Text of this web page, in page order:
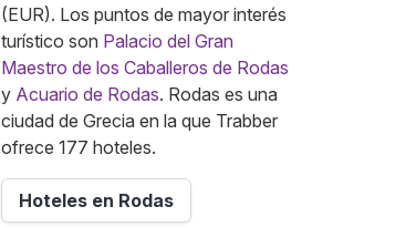
(EUR). Los puntos de mayor interés
turístico son Palacio del Gran
Maestro de los Caballeros de Rodas
y Acuario de Rodas. Rodas es una
ciudad de Grecia en la que Trabber
ofrece 177 hoteles.
Hoteles en Rodas